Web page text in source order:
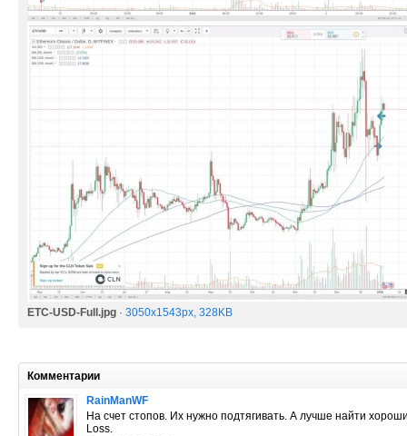
ETC-USD-Full.jpg · 3050x1543px, 328KB
Комментарии
RainManWF
На счет стопов. Их нужно подтягивать. А лучше найти
Loss.